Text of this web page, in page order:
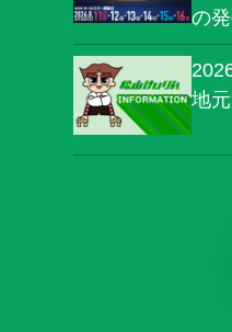
の
地